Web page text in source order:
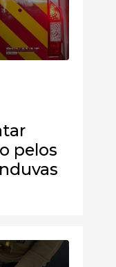
pelos